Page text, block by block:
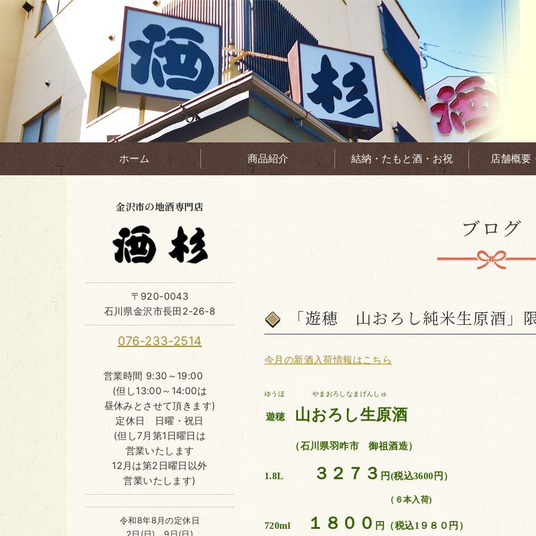
ホーム 商品紹介 結納・たもと酒・お祝 店舗概要
ブログ
「遊穂 山おろし純米生原酒」
今月の新酒入荷情報はこちら
ゆうほ やまおろしなまげんしゅ
遊穂 山おろし生原酒
（石川県羽咋市 御祖酒造）
1.8L ３２７３ 円(税込3600円）
（６本入荷)
720ml １８００ 円（税込1９８０円）
金沢市の地酒専門店
〒920-0043
石川県金沢市長田2-26-8
076-233-2514
営業時間 9:30～19:00
(但し13:00～14:00は
昼休みとさせて頂きます)
定休日 日曜・祝日
(但し7月第1日曜日は
営業いたします
12月は第2日曜日以外
営業いたします)
令和8年8月の定休日